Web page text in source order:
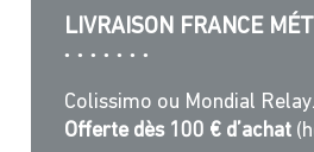
LIVRAISON FRANCE
Colissimo ou Mondial Relay.
Offerte dès 100 € d’achat